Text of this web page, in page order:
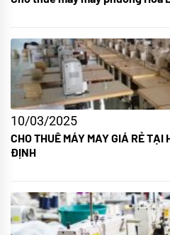
10/03/2025
CHO THUÊ MÁY MAY GIÁ RẺ
ĐỊNH